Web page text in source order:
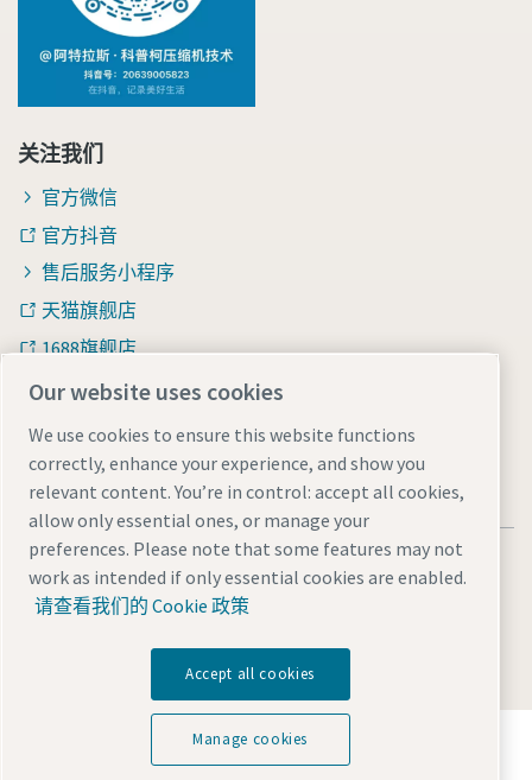
关注我们
官方微信
官方抖音
售后服务小程序
天猫旗舰店
1688旗舰店
知乎
法律和隐私声明 Manage cookies 网站地图
沪ICP备15004877号-1沪公网安备 31010602005937号
© 2026 阿特拉斯·科普柯（中国）投资有限公司
探索阿特拉斯·科普柯集团如何利用科技变革未来。
访问Atlas Copco Group网站
Our website uses cookies
We use cookies to ensure this website functions
correctly, enhance your experience, and show you
relevant content. You’re in control: accept all cookies,
allow only essential ones, or manage your
preferences. Please note that some features may not
work as intended if only essential cookies are enabled.
请查看我们的 Cookie 政策
Accept all cookies
Manage cookies